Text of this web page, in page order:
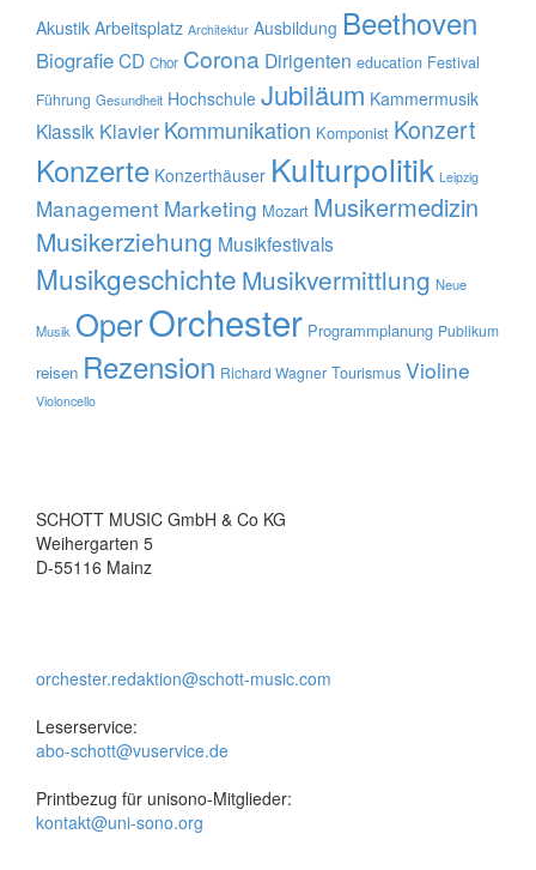
Akustik Arbeitsplatz Architektur Ausbildung Beethoven
BiografieCD Chor Corona Dirigenten education Festival
Führung Gesundheit Hochschule Jubiläum Kammermusik
Klassik Klavier Kommunikation Komponist Konzert
Konzerte Konzerthäuser Kulturpolitik Leipzig
Management Marketing Mozart Musikermedizin
Musikerziehung Musikfestivals
Musikgeschichte Musikvermittlung Neue
Musik OperOrchester Programmplanung Publikum
reisen Rezension Richard Wagner Tourismus Violine
Violoncello
SCHOTT MUSIC GmbH & Co KG
Weihergarten 5
D-55116 Mainz
orchester.redaktion@schott-music.com
Leserservice:
abo-schott@vuservice.de
Printbezug für unisono-Mitglieder:
kontakt@uni-sono.org